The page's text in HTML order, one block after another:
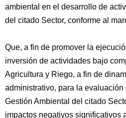
ambiental en el desarrollo de
del citado Sector, conforme al
Que, a fin de promover la
inversión de actividades bajo
Agricultura y Riego, a fin de
administrativo, para la evaluación
Gestión Ambiental del citado
impactos negativos significativos